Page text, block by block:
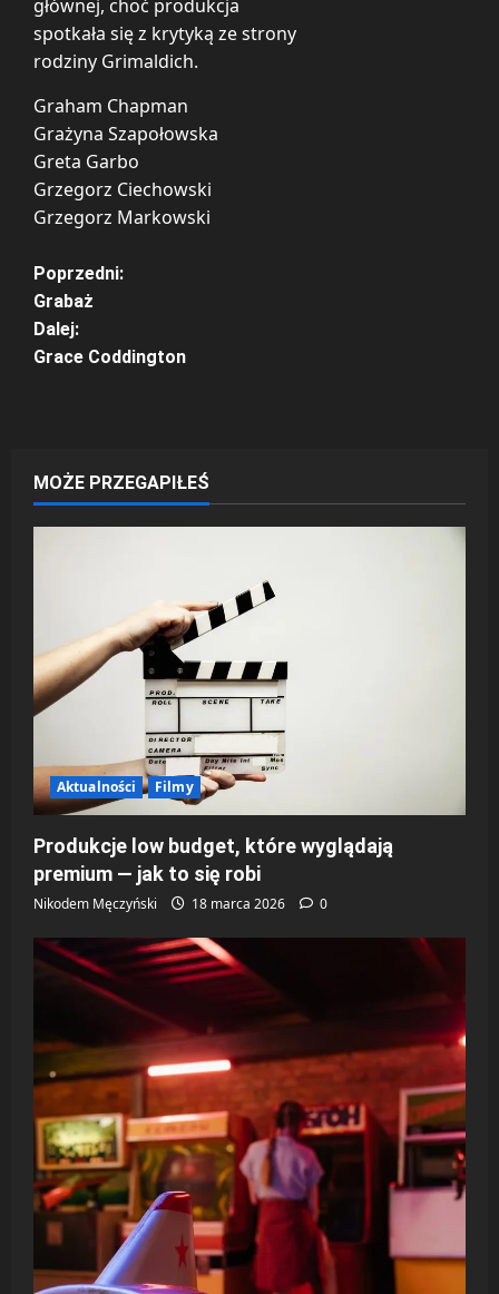
głównej, choć produkcja
spotkała się z krytyką ze strony
rodziny Grimaldich.
Graham Chapman
Grażyna Szapołowska
Greta Garbo
Grzegorz Ciechowski
Grzegorz Markowski
Z
o
b
c
z
i
s
Poprzedni:
Grabaż
Dalej:
Grace Coddington
MOŻE PRZEGAPIŁEŚ
Aktualności Filmy
Produkcje low budget, które wyglądają
premium — jak to się robi
Nikodem Męczyński 18 marca 2026 0